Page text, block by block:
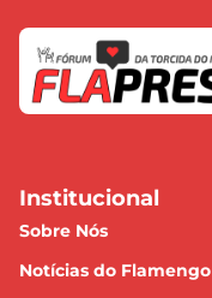
Institucional
Sobre Nós
Notícias do Flamengo